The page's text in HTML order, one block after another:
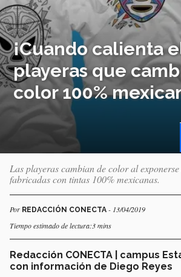
¡Cuando calienta
playeras que
color 100%
Las playeras cambian de color al
fabricadas con tintas 100% mexicanas.
Por REDACCIÓN CONECTA - 13/04/2019
Tiempo estimado de lectura:3 mins
Redacción CONECTA | campus
con información de Diego Reyes